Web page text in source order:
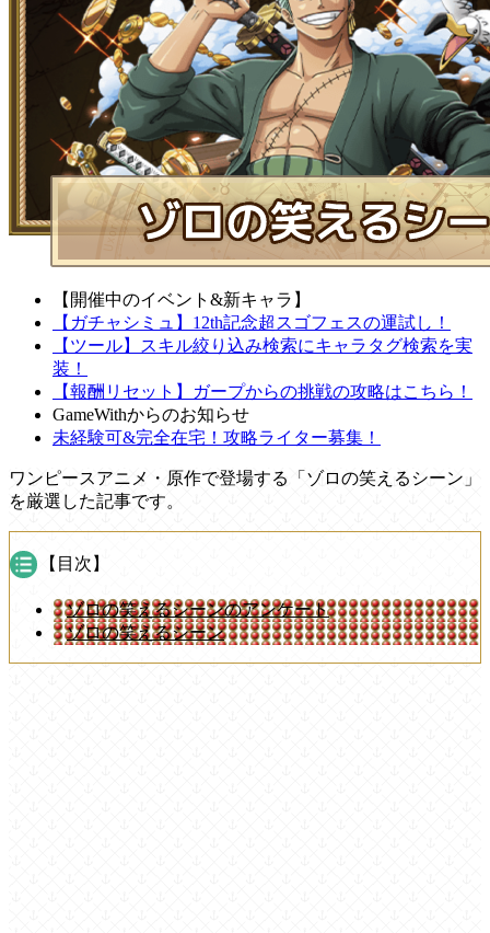
【開催中のイベント&新キャラ】
【ガチャシミュ】12th記念超スゴフェスの運試し！
【ツール】スキル絞り込み検索にキャラタグ検索を実
装！
【報酬リセット】ガープからの挑戦の攻略はこちら！
GameWithからのお知らせ
未経験可&完全在宅！攻略ライター募集！
ワンピースアニメ・原作で登場する「ゾロの笑えるシーン」
を厳選した記事です。
【目次】
ゾロの笑えるシーンのアンケート
ゾロの笑えるシーン